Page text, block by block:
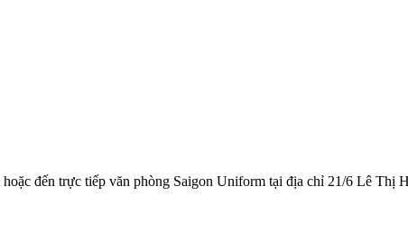
đến trực tiếp văn phòng Saigon Uniform tại địa chỉ 21/6 Lê Thị